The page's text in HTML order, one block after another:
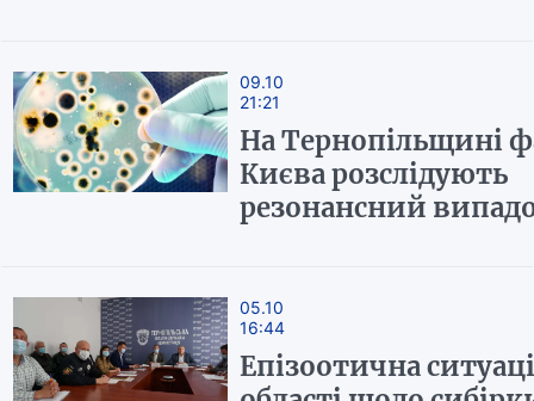
09.10
21:21
На Тернопільщині
Києва розслідують
резонансний
05.10
16:44
Епізоотична